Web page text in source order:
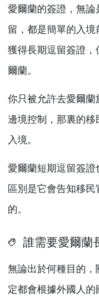
愛爾蘭的簽證，無
留，都是簡單的入
獲得長期逗留簽證
爾蘭。
你只被允許去愛爾
邊境控制，那裏的
入境。
愛爾蘭短期逗留簽
區別是它會告知移
的。
誰需要愛爾蘭
無論出於何種目的
定都會根據外國人